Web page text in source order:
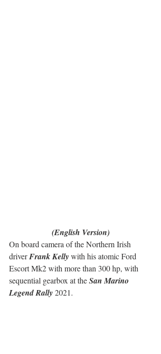
(English Version)
On board camera of the Northern Irish
driver Frank Kelly with his atomic Ford
Escort Mk2 with more than 300 hp, with
sequential gearbox at the San Marino
Legend Rally 2021.